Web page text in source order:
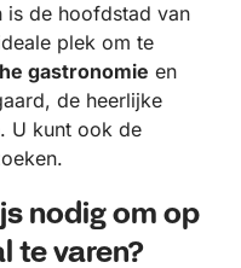
is de hoofdstad van
plek om te
gastronomie en
de heerlijke
U kunt ook de
nodig om op
te varen?